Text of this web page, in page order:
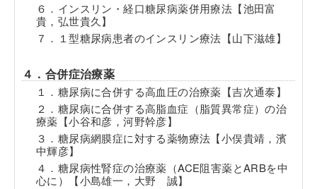
６．インスリン・経口糖尿病薬併用療法【池田富
貴，弘世貴久】
７．１型糖尿病患者のインスリン療法【山下滋雄】
４．合併症治療薬
１．糖尿病に合併する高血圧の治療薬【吉次通泰】
２．糖尿病に合併する高脂血症（脂質異常症）の治
療薬【小谷和彦，河野幹彦】
３．糖尿病網膜症に対する薬物療法【小俣貴靖，濱
中輝彦】
４．糖尿病性腎症の治療薬（ACE阻害薬とARBを中
心に）【小島雄一，大野 誠】